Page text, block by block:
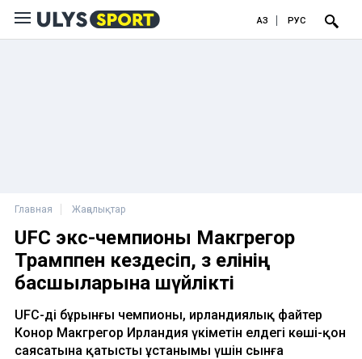
ҚАЗ РУС
Главная Жаңалықтар
UFC экс-чемпионы Макгрегор
Трамппен кездесіп, өз елінің
басшыларына шүйлікті
UFC-дің бұрынғы чемпионы, ирландиялық файтер
Конор Макгрегор Ирландия үкіметін елдегі көші-қон
саясатына қатысты ұстанымы үшін сынға